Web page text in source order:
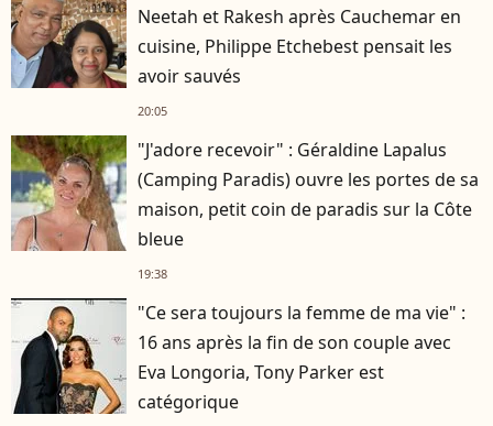
Neetah et Rakesh après Cauchemar en
cuisine, Philippe Etchebest pensait les
avoir sauvés
20:05
"J'adore recevoir" : Géraldine Lapalus
(Camping Paradis) ouvre les portes de sa
maison, petit coin de paradis sur la Côte
bleue
19:38
"Ce sera toujours la femme de ma vie" :
16 ans après la fin de son couple avec
Eva Longoria, Tony Parker est
catégorique